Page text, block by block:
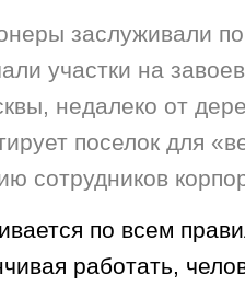
заслуживали
участки на
недалеко от
поселок для
сотрудников
по всем
работать,